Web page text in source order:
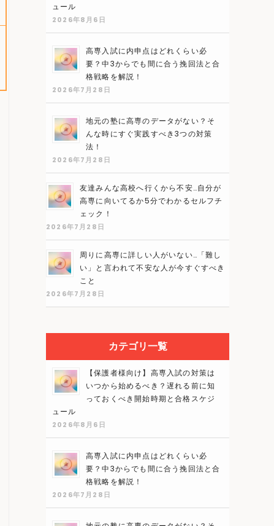
ュール
2026年8月6日
高専入試に内申点はどれくらい必
要？中3からでも間に合う挽回法と合
格戦略を解説！
2026年7月28日
地元の塾に高専のデータがない？そ
んな時にすぐ実践すべき3つの対策
法！
2026年7月28日
友達みんな高校へ行くから不安…自分が
高専に向いてるか5分でわかるセルフチ
ェック！
2026年7月28日
周りに高専に詳しい人がいない…「難し
い」と言われて不安な人が今すぐすべき
こと
2026年7月28日
カテゴリ一覧
【保護者様向け】高専入試の対策は
いつから始めるべき？遅れる前に知
っておくべき開始時期と合格スケジ
ュール
2026年8月6日
高専入試に内申点はどれくらい必
要？中3からでも間に合う挽回法と合
格戦略を解説！
2026年7月28日